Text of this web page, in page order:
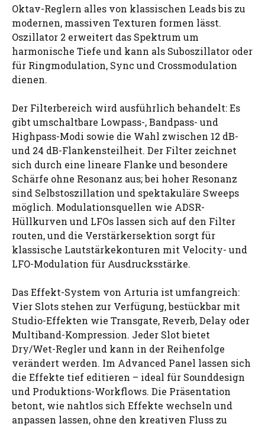
Oktav-Reglern alles von klassischen Leads bis zu
modernen, massiven Texturen formen lässt.
Oszillator 2 erweitert das Spektrum um
harmonische Tiefe und kann als Suboszillator oder
für Ringmodulation, Sync und Crossmodulation
dienen.
Der Filterbereich wird ausführlich behandelt: Es
gibt umschaltbare Lowpass-, Bandpass- und
Highpass-Modi sowie die Wahl zwischen 12 dB-
und 24 dB-Flankensteilheit. Der Filter zeichnet
sich durch eine lineare Flanke und besondere
Schärfe ohne Resonanz aus; bei hoher Resonanz
sind Selbstoszillation und spektakuläre Sweeps
möglich. Modulationsquellen wie ADSR-
Hüllkurven und LFOs lassen sich auf den Filter
routen, und die Verstärkersektion sorgt für
klassische Lautstärkekonturen mit Velocity- und
LFO-Modulation für Ausdrucksstärke.
Das Effekt-System von Arturia ist umfangreich:
Vier Slots stehen zur Verfügung, bestückbar mit
Studio-Effekten wie Transgate, Reverb, Delay oder
Multiband-Kompression. Jeder Slot bietet
Dry/Wet-Regler und kann in der Reihenfolge
verändert werden. Im Advanced Panel lassen sich
die Effekte tief editieren – ideal für Sounddesign
und Produktions-Workflows. Die Präsentation
betont, wie nahtlos sich Effekte wechseln und
anpassen lassen, ohne den kreativen Fluss zu